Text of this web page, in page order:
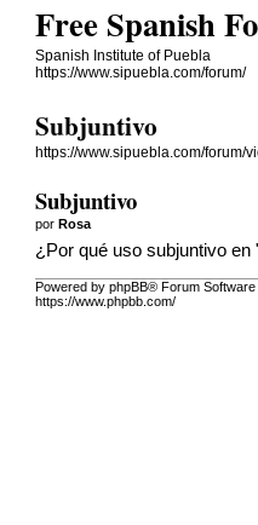
Free Spanish
Spanish Institute of Puebla
https://www.sipuebla.com/forum/
Subjuntivo
https://www.sipuebla.com/forum/
Subjuntivo
porRosa
¿Por qué uso subjuntivo
Powered by phpBB® Forum
https://www.phpbb.com/